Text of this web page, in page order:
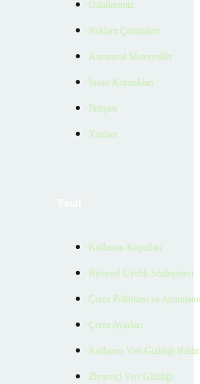
Ödüllerimiz
Reklam Çözümleri
Kurumsal Materyaller
İnsan Kaynakları
İletişim
Yardım
Kullanım Koşulları
Bireysel Üyelik Sözleşmesi
Çerez Politikası ve
Çerez Ayarları
Kullanıcı Veri Gizliliği
Ziyaretçi Veri Gizliliği